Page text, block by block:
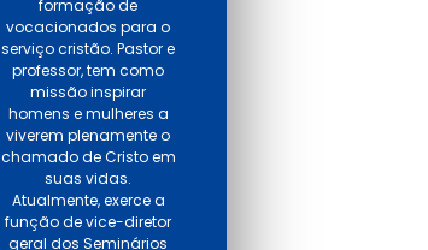
formação de
vocacionados para o
serviço cristão. Pastor e
professor, tem como
missão inspirar
homens e mulheres a
viverem plenamente o
chamado de Cristo em
suas vidas.
Atualmente, exerce a
função de vice-diretor
geral dos Seminários